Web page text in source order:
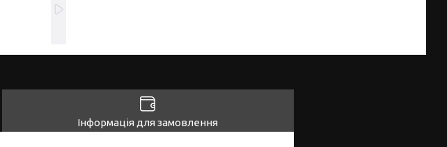
Інформація для замовлення